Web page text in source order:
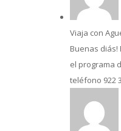
Viaja con
Buenas
el programa
teléfono 922